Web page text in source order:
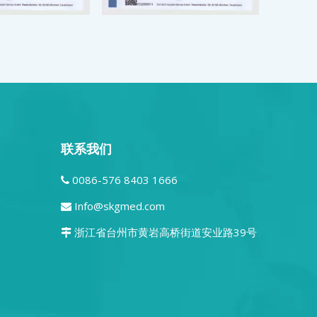
联系我们
 0086-576 8403 1666
 Info@skgmed.com
 浙江省台州市黄岩高桥街道安业路39号